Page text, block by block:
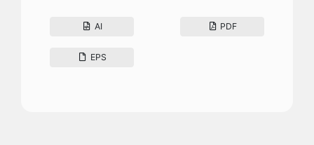
AI PDF
EPS